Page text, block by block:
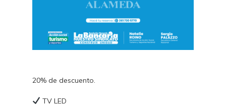
20% de descuento.
TV LED